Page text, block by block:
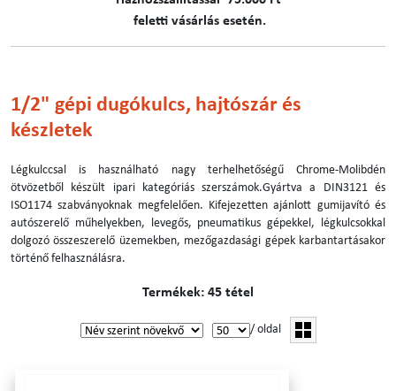
feletti vásárlás esetén.
1/2" gépi dugókulcs, hajtószár és
készletek
Légkulccsal is használható nagy terhelhetőségű Chrome-Molibdén
ötvözetből készült ipari kategóriás szerszámok.Gyártva a DIN3121 és
ISO1174 szabványoknak megfelelően. Kifejezetten ajánlott gumijavító és
autószerelő műhelyekben, levegős, pneumatikus gépekkel, légkulcsokkal
dolgozó összeszerelő üzemekben, mezőgazdasági gépek karbantartásakor
történő felhasználásra.
Termékek: 45 tétel
/ oldal